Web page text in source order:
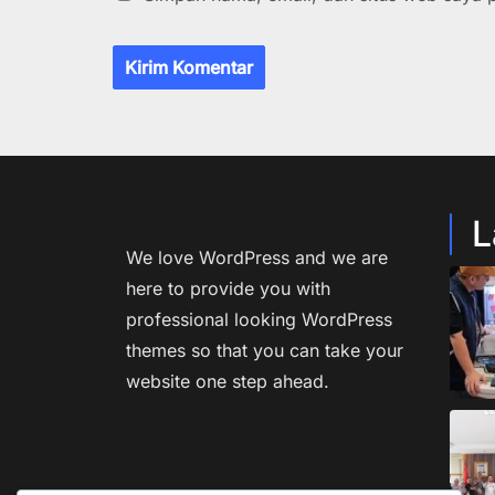
We love WordPress and we are
here to provide you with
professional looking WordPress
themes so that you can take your
website one step ahead.